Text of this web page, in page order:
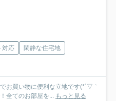
対応
閑静な住宅地
お買い物に便利な立地です(*´▽｀
全てのお部屋を... もっと見る